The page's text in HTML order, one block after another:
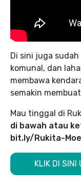
Di sini juga
komunal, dan
membawa
semakin
Mau tinggal di
di bawah atau
bit.ly/Rukita-
KLIK DI SINI